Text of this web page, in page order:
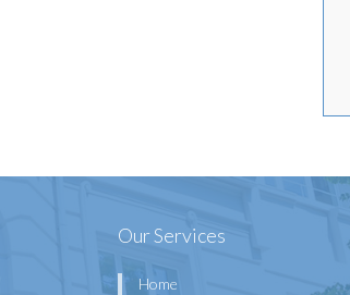
Our Services
Home